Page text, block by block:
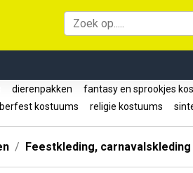
dierenpakken fantasy en sprookjes
kostuums religie kostuums
Feestkleding, carnavalskleding